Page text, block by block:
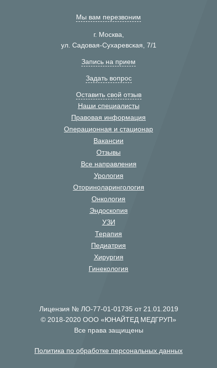
Мы вам перезвоним
г. Москва,
ул. Садовая-Сухаревская, 7/1
Запись на прием
Задать вопрос
Оставить свой отзыв
Наши специалисты
Правовая информация
Операционная и стационар
Вакансии
Отзывы
Все направления
Урология
Оториноларингология
Онкология
Эндоскопия
УЗИ
Терапия
Педиатрия
Хирургия
Гинекология
Лицензия № ЛО-77-01-01735 от 21.01.2019
© 2018-2020 ООО «ЮНАЙТЕД МЕДГРУП»
Все права защищены
Политика по обработке персональных данных